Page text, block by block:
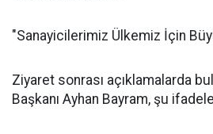
"Sanayicilerimiz Ülkemiz İçin
Ziyaret sonrası açıklamalarda
Başkanı Ayhan Bayram, şu